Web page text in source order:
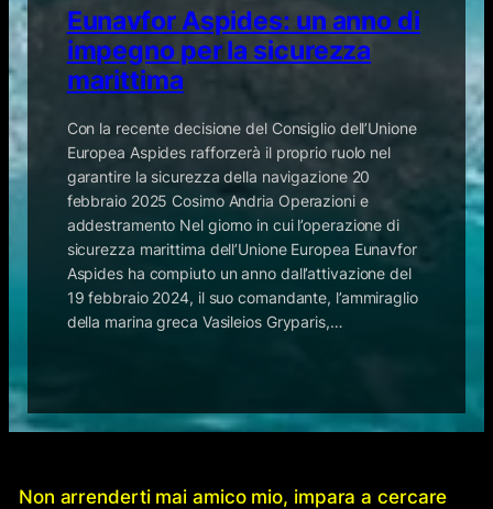
Eunavfor Aspides: un anno di
impegno per la sicurezza
marittima
Con la recente decisione del Consiglio dell’Unione
Europea Aspides rafforzerà il proprio ruolo nel
garantire la sicurezza della navigazione 20
febbraio 2025 Cosimo Andria Operazioni e
addestramento ​Nel giorno in cui l’operazione di
sicurezza marittima dell’Unione Europea Eunavfor
Aspides ha compiuto un anno dall’attivazione del
19 febbraio 2024, il suo comandante, l’ammiraglio
della marina greca Vasileios Gryparis,…
Non arrenderti mai amico mio, impara a cercare